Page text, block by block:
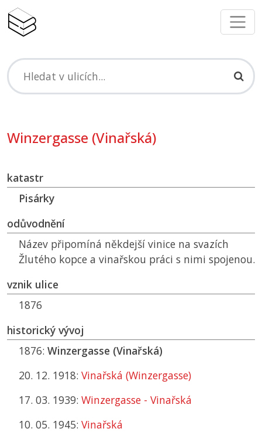
Winzergasse (Vinařská)
katastr
Pisárky
odůvodnění
Název připomíná někdejší vinice na svazích
Žlutého kopce a vinařskou práci s nimi spojenou.
vznik ulice
1876
historický vývoj
1876: Winzergasse (Vinařská)
20. 12. 1918: Vinařská (Winzergasse)
17. 03. 1939: Winzergasse - Vinařská
10. 05. 1945: Vinařská